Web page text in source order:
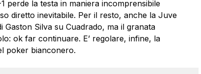
perde la testa in maniera incomprensibile
diretto inevitabile. Per il resto, anche la Juve
Silva su Cuadrado, ma il granata
ok far continuare. E’ regolare, infine, la
poker bianconero.